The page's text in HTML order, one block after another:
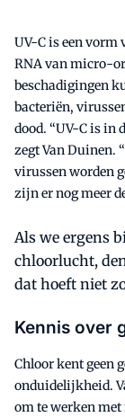
UV-C is een vorm
RNA van micro-
beschadigingen
bacteriën,
dood. “UV-C is in
zegt Van Duinen.
virussen worden
zijn er nog meer
Als we ergens
chloorlucht,
dat hoeft niet
Kennis over
Chloor kent geen
onduidelijkheid.
om te werken